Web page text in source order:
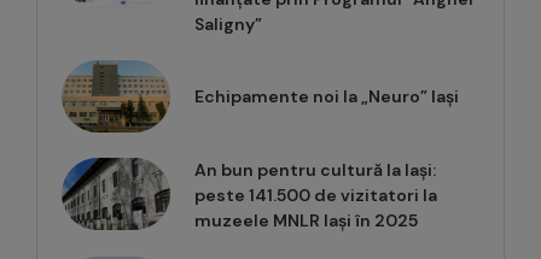
Saligny”
Echipamente noi la „Neuro” Iași
An bun pentru cultură la Iași:
peste 141.500 de vizitatori la
muzeele MNLR Iași în 2025